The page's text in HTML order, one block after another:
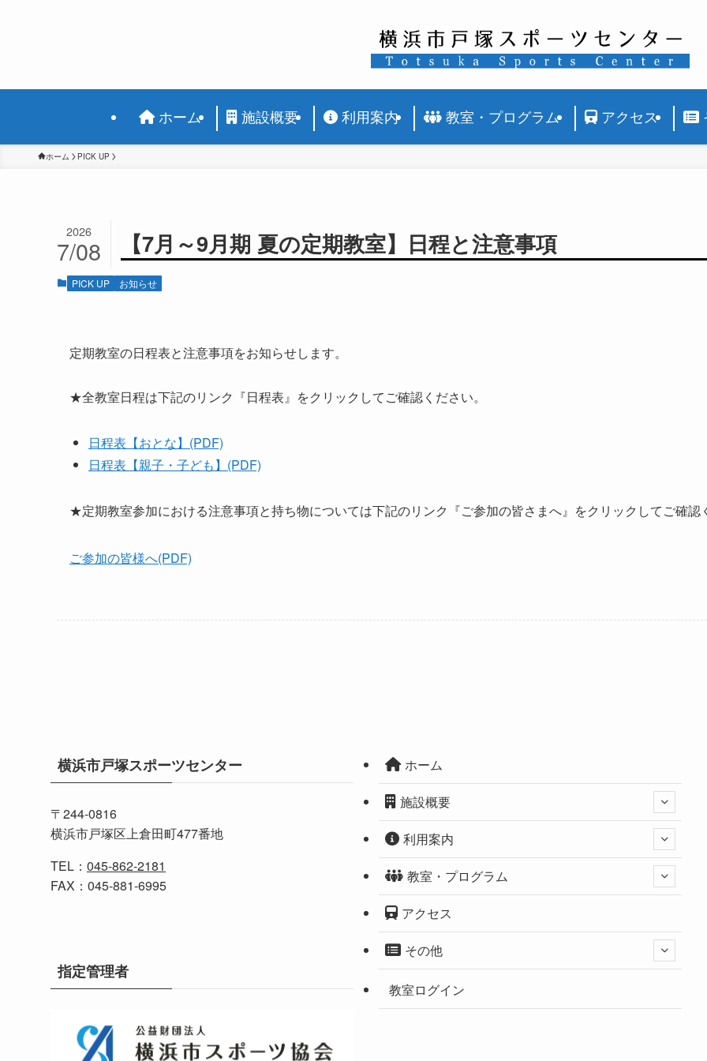
ホーム 施設概要 利用案内 教室・プログラム アクセス
ホーム PICK UP
【7月～9月期 夏の定期教室】日程と注意事項
2026
7/08
PICK UP お知らせ
定期教室の日程表と注意事項をお知らせします。
★全教室日程は下記のリンク『日程表』をクリックしてご確認ください。
日程表【おとな】(PDF)
日程表【親子・子ども】(PDF)
★定期教室参加における注意事項と持ち物については下記のリンク『ご参加の皆さまへ』をクリックしてご確認
ご参加の皆様へ(PDF)
横浜市戸塚スポーツセンター
〒244-0816
横浜市戸塚区上倉田町477番地
TEL： 045-862-2181
FAX：045-881-6995
指定管理者
ホーム
施設概要
利用案内
教室・プログラム
アクセス
その他
教室ログイン